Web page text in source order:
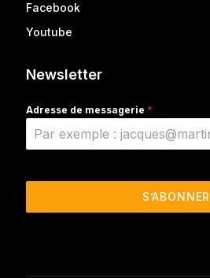
Facebook
Youtube
Newsletter
Adresse de messagerie *
S’ABONNER